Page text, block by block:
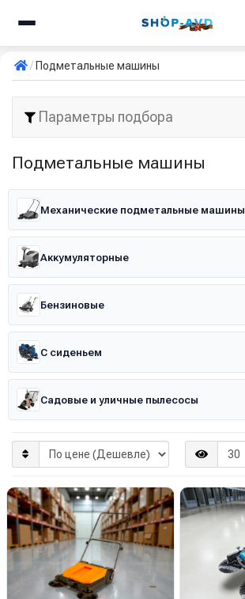
Подметальные машины
Параметры подбора
Подметальные машины
Механические подметальные машины
Аккумуляторные
Бензиновые
С сиденьем
Садовые и уличные пылесосы